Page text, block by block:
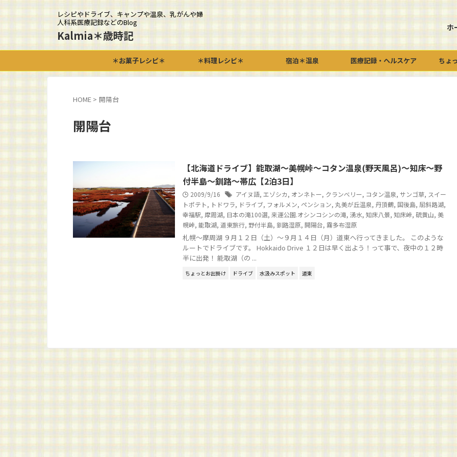
レシピやドライブ、キャンプや温泉、乳がんや婦
人科系医療記録などのBlog
Kalmia＊歳時記
ホ
＊お菓子レシピ＊ ＊料理レシピ＊ 宿泊＊温泉 医療記録・ヘルスケア ちょ
HOME > 開陽台
開陽台
【北海道ドライブ】能取湖～美幌峠～コタン温泉(野天風呂)～知床～野
付半島～釧路～帯広【2泊3日】
2009/9/16 アイヌ語, エゾシカ, オンネトー, クランベリー, コタン温泉, サンゴ草, スイー
トポテト, トドワラ, ドライブ, フォルメン, ペンション, 丸美が丘温泉, 丹頂鶴, 国後島, 屈斜路湖,
幸福駅, 摩周湖, 日本の滝100選, 来運公園.オシンコシンの滝, 湧水, 知床八景, 知床峠, 硫黄山, 美
幌峠, 能取湖, 道東旅行, 野付半島, 釧路湿原, 開陽台, 霧多布湿原
札幌～摩周湖 ９月１２日（土）～９月１４日（月）道東へ行ってきました。 このような
ルートでドライブです。 Hokkaido Drive １２日は早く出よう！って事で、夜中の１２時
半に出発！ 能取湖（の ...
ちょっとお出掛け ドライブ 水汲みスポット 道東